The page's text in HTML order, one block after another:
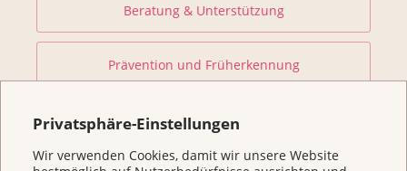
Privatsphäre-Einstellungen
Wir verwenden Cookies, damit wir unsere Website
Beratung & Unterstützung
Prävention und Früherkennung
Forschung fördern